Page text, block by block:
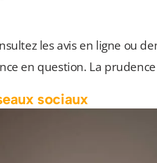
les avis en ligne ou
en question. La
sociaux